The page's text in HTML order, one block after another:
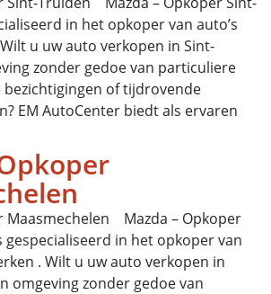
in het opkoper van auto’s
u uw auto verkopen in Sint-
zonder gedoe van particuliere
bezichtigingen of tijdrovende
EM AutoCenter biedt als ervaren
Maasmechelen Mazda – Opkoper
in het opkoper van
. Wilt u uw auto verkopen in
omgeving zonder gedoe van